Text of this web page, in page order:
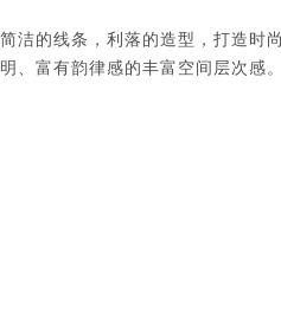
的线条，利落的造型，打造时
富有韵律感的丰富空间层次感